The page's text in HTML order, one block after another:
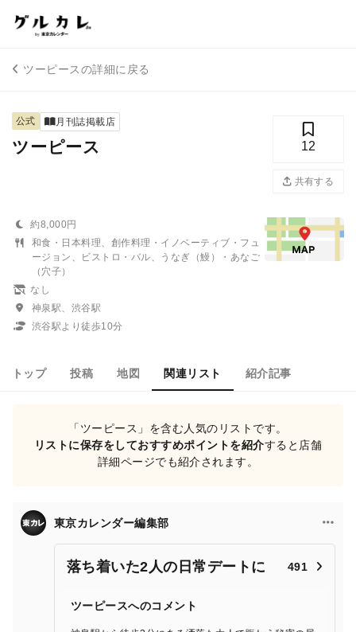
ツーピースの詳細に戻る
公式 月刊誌掲載店
ツーピース 12
共有する
約8,000円
和食・日本料理、創作料理・イノベーティブ・フュ
ージョン、ビストロ・バル、うなぎ（鰻）・あなご
（穴子）
なし
神泉駅、渋谷駅
渋谷駅より徒歩10分
トップ 投稿 地図 関連リスト 紹介記事
「ツーピース」を含む人気のリストです。
リストに保存をしておすすめポイントを紹介すると店舗
詳細ページでも紹介されます。
東京カレンダー編集部
落ち着いた2人の日常デートに 491
ツーピースへのコメント